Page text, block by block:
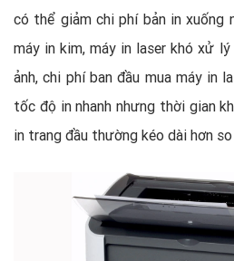
có thể giảm chi phí bản in xuống
máy in kim, máy in laser khó xử
ảnh, chi phí ban đầu mua máy in
tốc độ in nhanh nhưng thời gian
in trang đầu thường kéo dài hơn